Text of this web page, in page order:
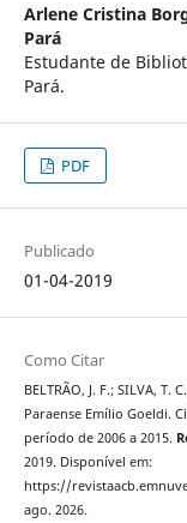
Arlene Cristina
Pará
Estudante de
Pará.
PDF
Publicado
01-04-2019
Como Citar
BELTRÃO, J. F.; SILVA, T.
Paraense Emílio Goeldi.
período de 2006 a 2015.
2019. Disponível em:
https://
ago. 2026.